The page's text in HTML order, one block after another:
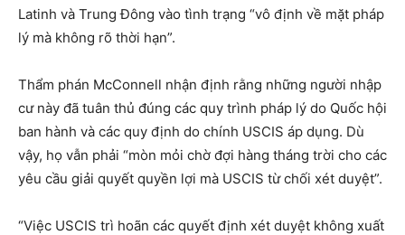
Latinh và Trung Đông vào tình trạng “vô định về mặt pháp
lý mà không rõ thời hạn”.
Thẩm phán McConnell nhận định rằng những người nhập
cư này đã tuân thủ đúng các quy trình pháp lý do Quốc hội
ban hành và các quy định do chính USCIS áp dụng. Dù
vậy, họ vẫn phải “mòn mỏi chờ đợi hàng tháng trời cho các
yêu cầu giải quyết quyền lợi mà USCIS từ chối xét duyệt”.
“Việc USCIS trì hoãn các quyết định xét duyệt không xuất